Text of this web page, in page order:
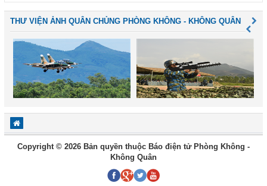
THƯ VIỆN ẢNH QUÂN CHỦNG PHÒNG KHÔNG - KHÔNG QUÂN
Copyright © 2026 Bản quyền thuộc Báo điện tử Phòng Không -
Không Quân